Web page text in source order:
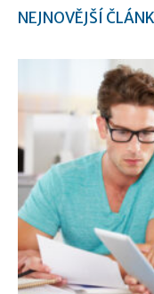
NEJNOVĚJŠÍ